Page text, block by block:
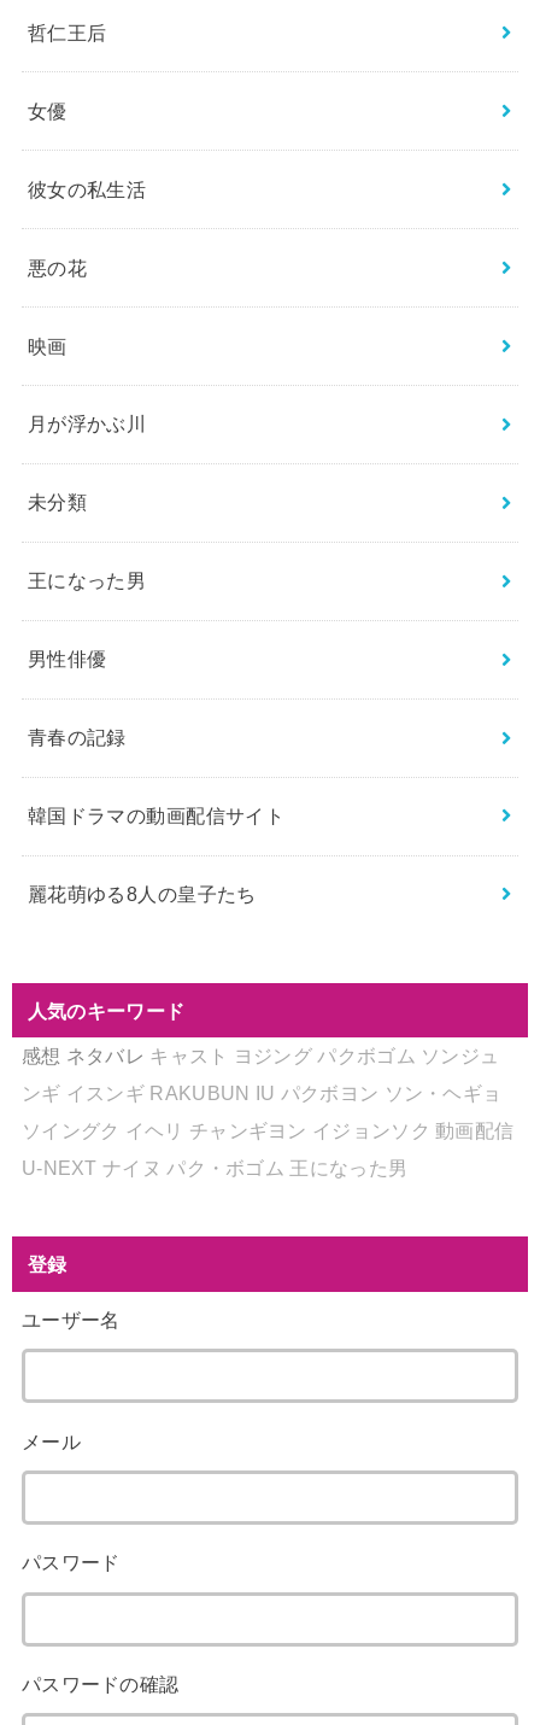
哲仁王后
女優
彼女の私生活
悪の花
映画
月が浮かぶ川
未分類
王になった男
男性俳優
青春の記録
韓国ドラマの動画配信サイト
麗花萌ゆる8人の皇子たち
人気のキーワード
感想 ネタバレ キャスト ヨジング パクボゴム ソンジュ
ンギ イスンギ RAKUBUN IU パクボヨン ソン・ヘギョ
ソイングク イヘリ チャンギヨン イジョンソク 動画配信
U-NEXT ナイヌ パク・ボゴム 王になった男
登録
ユーザー名
メール
パスワード
パスワードの確認